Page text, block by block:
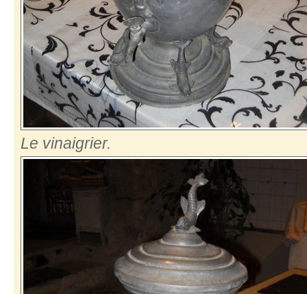
Le vinaigrier.